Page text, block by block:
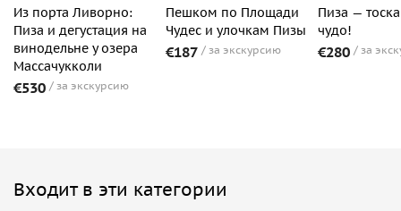
Из порта Ливорно:
Пиза и дегустация на
винодельне у озера
Массачукколи
€530 за экскурсию
Пешком по Площади
Чудес и улочкам Пизы
€187 за экскурсию
Пиза —
чудо!
€280 за
Входит в эти категории